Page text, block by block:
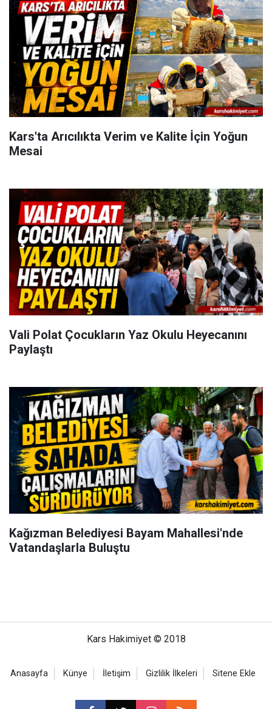
Kars'ta Arıcılıkta Verim ve Kalite İçin Yoğun
Mesai
Vali Polat Çocukların Yaz Okulu Heyecanını
Paylaştı
Kağızman Belediyesi Bayam Mahallesi'nde
Vatandaşlarla Buluştu
Kars Hakimiyet © 2018
Anasayfa Künye İletişim Gizlilik İlkeleri Sitene Ekle